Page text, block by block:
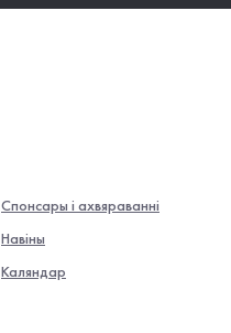
Спонсары і ахвяраванні
Навiны
Каляндар